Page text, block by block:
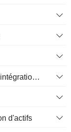
Charges de restructuration liées à l’intégration d’une nouvelle activité (Fusions, Acquisitions)
d'actifs